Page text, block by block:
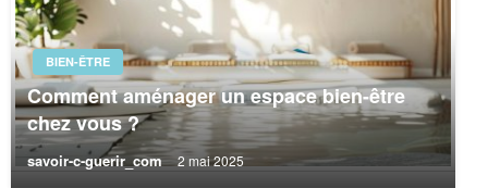
BIEN-ÊTRE
Comment aménager un espace bien-être
chez vous ?
savoir-c-guerir_com 2 mai 2025